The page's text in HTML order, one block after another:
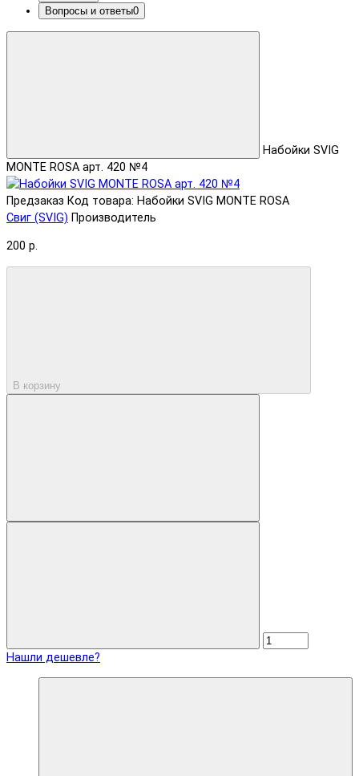
Вопросы и ответы0
Набойки SVIG
MONTE ROSA арт. 420 №4
Предзаказ Код товара: Набойки SVIG MONTE ROSA
Свиг (SVIG) Производитель
200 р.
В корзину
Нашли дешевле?